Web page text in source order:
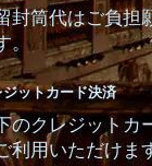
封筒代はご負担
。
ジットカード決済
のクレジットカ
利用いただけま